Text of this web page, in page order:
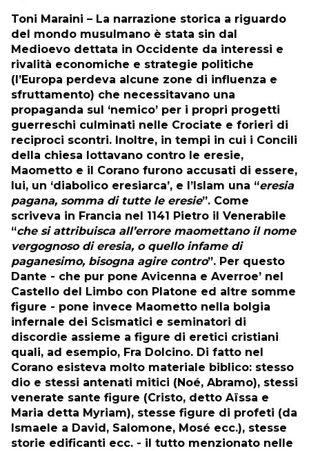
Toni Maraini – La narrazione storica a riguardo
del mondo musulmano è stata sin dal
Medioevo dettata in Occidente da interessi e
rivalità economiche e strategie politiche
(l’Europa perdeva alcune zone di influenza e
sfruttamento) che necessitavano una
propaganda sul ‘nemico’ per i propri progetti
guerreschi culminati nelle Crociate e forieri di
reciproci scontri. Inoltre, in tempi in cui i Concili
della chiesa lottavano contro le eresie,
Maometto e il Corano furono accusati di essere,
lui, un ‘diabolico eresiarca’, e l’Islam una “eresia
pagana, somma di tutte le eresie”. Come
scriveva in Francia nel 1141 Pietro il Venerabile
“che si attribuisca all’errore maomettano il nome
vergognoso di eresia, o quello infame di
paganesimo, bisogna agire contro”. Per questo
Dante - che pur pone Avicenna e Averroe’ nel
Castello del Limbo con Platone ed altre somme
figure - pone invece Maometto nella bolgia
infernale dei Scismatici e seminatori di
discordie assieme a figure di eretici cristiani
quali, ad esempio, Fra Dolcino. Di fatto nel
Corano esisteva molto materiale biblico: stesso
dio e stessi antenati mitici (Noé, Abramo), stessi
venerate sante figure (Cristo, detto Aïssa e
Maria detta Myriam), stesse figure di profeti (da
Ismaele a David, Salomone, Mosé ecc.), stesse
storie edificanti ecc. - il tutto menzionato nelle